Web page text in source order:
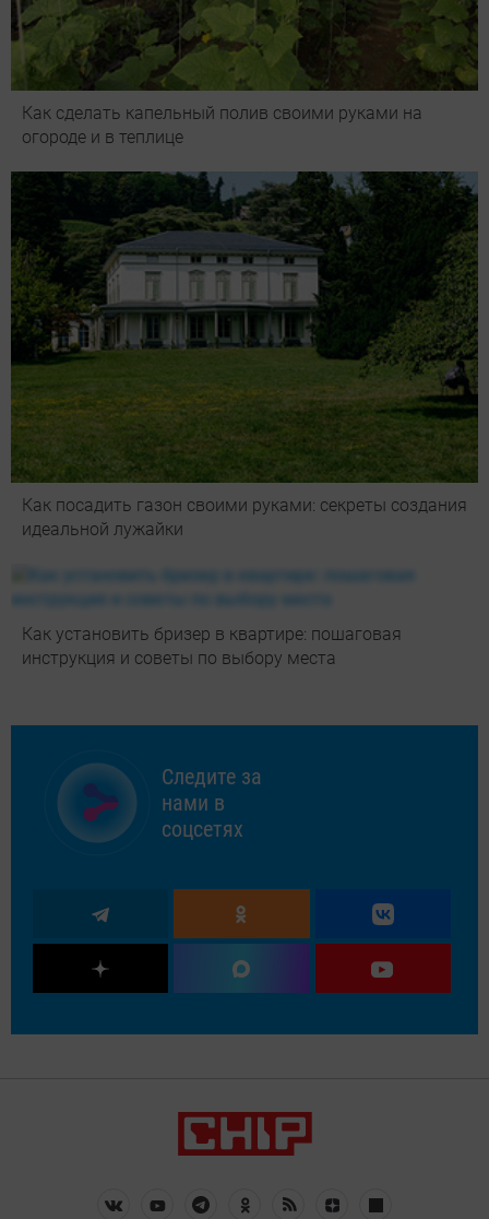
Как сделать капельный полив своими руками на
огороде и в теплице
Как посадить газон своими руками: секреты создания
идеальной лужайки
Как установить бризер в квартире: пошаговая
инструкция и советы по выбору места
Следите за
нами в
соцсетях